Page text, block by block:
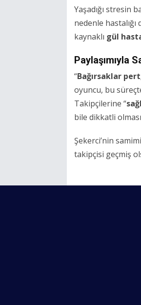
Yaşadığı stresin
nedenle
kaynaklı gül
Paylaşımıyla
“Bağırsaklar
oyuncu, bu
Takipçilerine “
bile dikkatli
Şekerci’nin
takipçisi geçmiş